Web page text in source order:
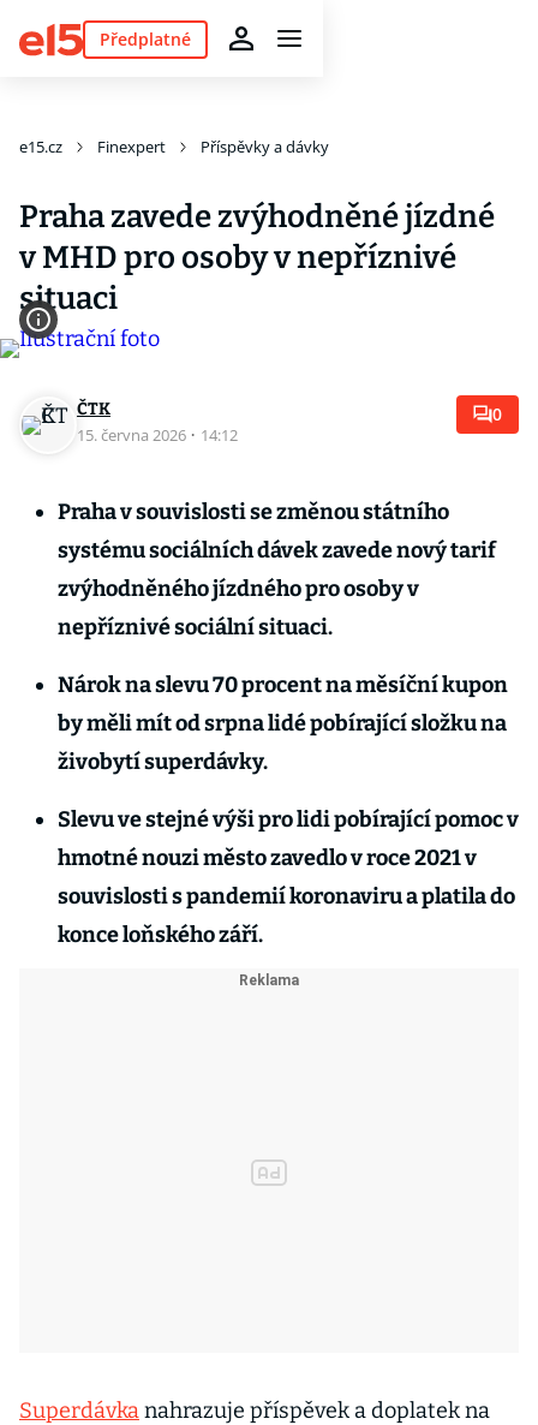
Předplatné
e15.cz Finexpert Příspěvky a dávky
Praha zavede zvýhodněné jízdné
v MHD pro osoby v nepříznivé
situaci
ČTK
15. června 2026 · 14:12
0
Praha v souvislosti se změnou státního
systému sociálních dávek zavede nový tarif
zvýhodněného jízdného pro osoby v
nepříznivé sociální situaci.
Nárok na slevu 70 procent na měsíční kupon
by měli mít od srpna lidé pobírající složku na
živobytí superdávky.
Slevu ve stejné výši pro lidi pobírající pomoc v
hmotné nouzi město zavedlo v roce 2021 v
souvislosti s pandemií koronaviru a platila do
konce loňského září.
Superdávkanahrazuje příspěvek a doplatek na